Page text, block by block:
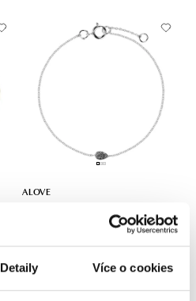
Detaily Více o cookies
ALOVE
Náramok s čiernymi diamantmi